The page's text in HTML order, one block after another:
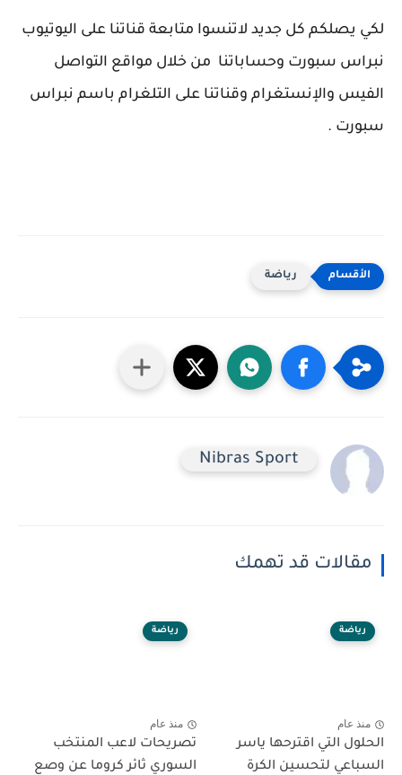
لكي يصلكم كل جديد لاتنسوا متابعة قناتنا على اليوتيوب
نبراس سبورت وحساباتنا من خلال مواقع التواصل
الفيس والإنستغرام وقناتنا على التلغرام باسم نبراس
سبورت .
رياضة
Nibras ‎Sport
مقالات قد تهمك
رياضة
منذ عام
الحلول التي اقترحها ياسر
السباعي لتحسين الكرة
رياضة
منذ عام
تصريحات لاعب المنتخب
السوري ثائر كروما عن وصع